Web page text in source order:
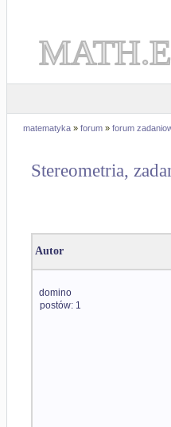
matematyka » forum » forum
Stereometria,
Autor
domino
postów: 1